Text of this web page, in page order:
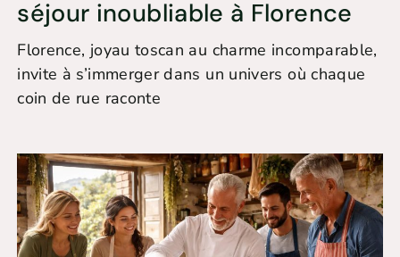
séjour inoubliable à Florence
Florence, joyau toscan au charme incomparable,
invite à s’immerger dans un univers où chaque
coin de rue raconte